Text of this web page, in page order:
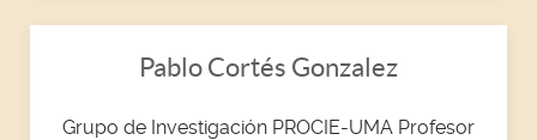
Pablo Cortés Gonzalez
Grupo de Investigación PROCIE-UMA Profesor